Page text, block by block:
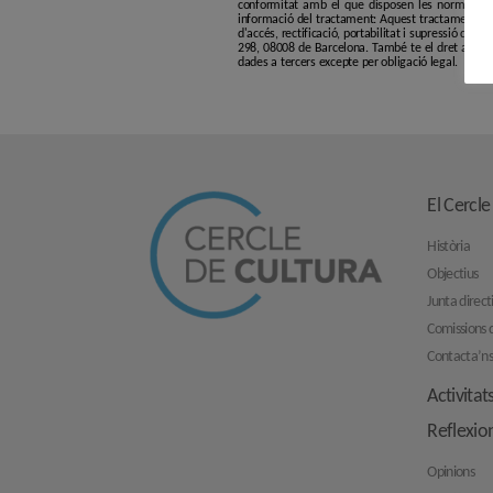
conformitat amb el que disposen les
informació del tractament: Aquest tractament
d'accés, rectificació, portabilitat i supressió de
298, 08008 de Barcelona. També te el dret a
dades a tercers excepte per obligació legal.
El Cercle
Història
Objectius
Junta
Comissions
Contacta’ns
Opinions